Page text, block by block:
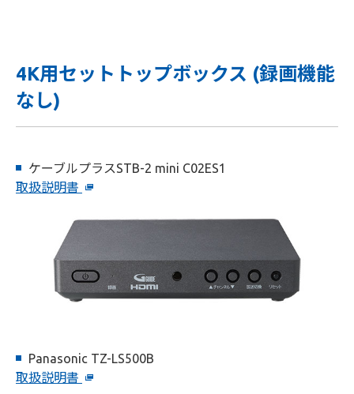
4K用セットトップボックス (録画機能
なし)
ケーブルプラスSTB-2 mini C02ES1
取扱説明書
Panasonic TZ-LS500B
取扱説明書